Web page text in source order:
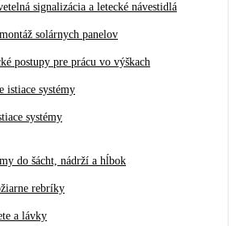
signalizácia a letecké návestidlá
solárnych panelov
postupy pre prácu vo výškach
istiace systémy
systémy
do šácht, nádrží a hĺbok
rebríky
a lávky